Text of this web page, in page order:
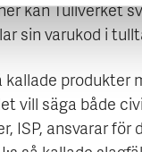
kan Tullverket
sin varukod i
kallade produkter
vill säga både
ISP, ansvarar för